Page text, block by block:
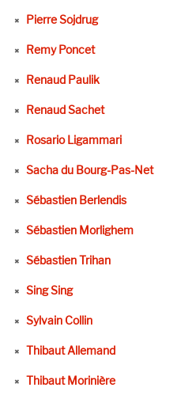
Pierre Sojdrug
Remy Poncet
Renaud Paulik
Renaud Sachet
Rosario Ligammari
Sacha du Bourg-Pas-Net
Sébastien Berlendis
Sébastien Morlighem
Sébastien Trihan
Sing Sing
Sylvain Collin
Thibaut Allemand
Thibaut Morinière